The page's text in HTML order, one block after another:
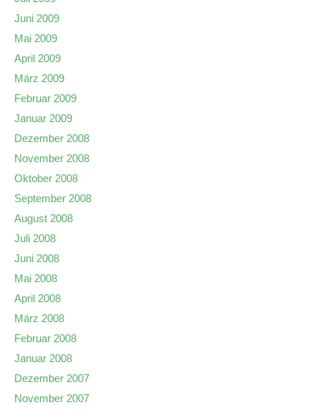
Juni 2009
Mai 2009
April 2009
März 2009
Februar 2009
Januar 2009
Dezember 2008
November 2008
Oktober 2008
September 2008
August 2008
Juli 2008
Juni 2008
Mai 2008
April 2008
März 2008
Februar 2008
Januar 2008
Dezember 2007
November 2007